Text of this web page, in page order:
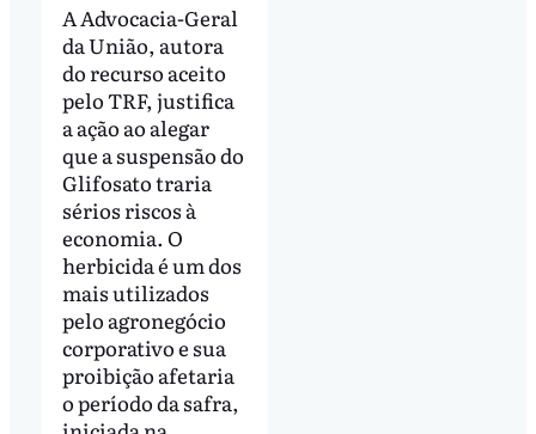
A Advocacia-Geral
da União, autora
do recurso aceito
pelo TRF, justifica
a ação ao alegar
que a suspensão do
Glifosato traria
sérios riscos à
economia. O
herbicida é um dos
mais utilizados
pelo agronegócio
corporativo e sua
proibição afetaria
o período da safra,